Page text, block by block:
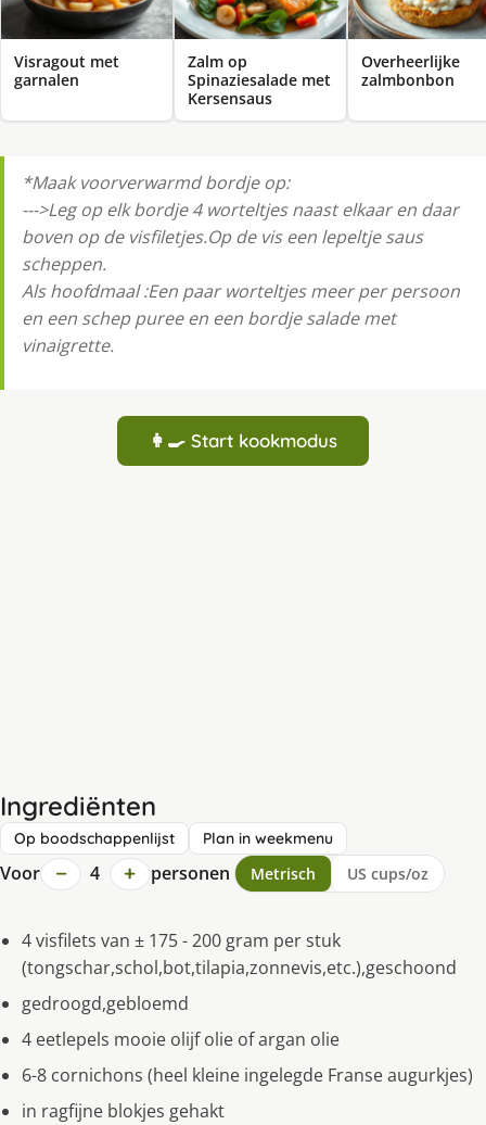
Visragout met
garnalen
Zalm op
Spinaziesalade met
Kersensaus
Overheerlijke
zalmbonbon
*Maak voorverwarmd bordje op:
--->Leg op elk bordje 4 worteltjes naast elkaar en daar
boven op de visfiletjes.Op de vis een lepeltje saus
scheppen.
Als hoofdmaal :Een paar worteltjes meer per persoon
en een schep puree en een bordje salade met
vinaigrette.
👩‍🍳 Start kookmodus
Ingrediënten
Op boodschappenlijst Plan in weekmenu
Voor − 4 + personen Metrisch US cups/oz
4 visfilets van ± 175 - 200 gram per stuk
(tongschar,schol,bot,tilapia,zonnevis,etc.),geschoond
gedroogd,gebloemd
4 eetlepels mooie olijf olie of argan olie
6-8 cornichons (heel kleine ingelegde Franse augurkjes)
in ragfijne blokjes gehakt